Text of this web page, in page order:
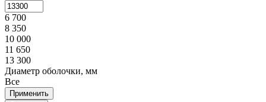
6 700
8 350
10 000
11 650
13 300
Диаметр оболочки, мм
Все